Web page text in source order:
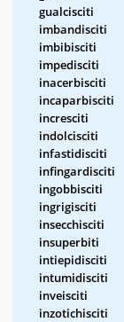
gualcisciti
imbandisciti
imbibisciti
impedisciti
inacerbisciti
incaparbisciti
incresciti
indolcisciti
infastidisciti
infingardisciti
ingobbisciti
ingrigisciti
insecchisciti
insuperbiti
intiepidisciti
intumidisciti
inveisciti
inzotichisciti